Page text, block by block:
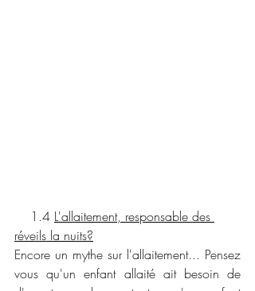
    1.4
L'allaitement, responsable des
réveils la nuits?
Encore un mythe sur l'allaitement... Pensez
vous qu'un enfant allaité ait besoin de